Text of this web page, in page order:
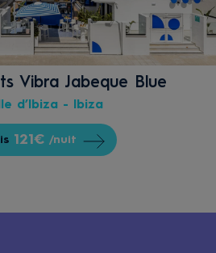
Vibra Jabeque Blue
d’Ibiza - Ibiza
121€ /nuit